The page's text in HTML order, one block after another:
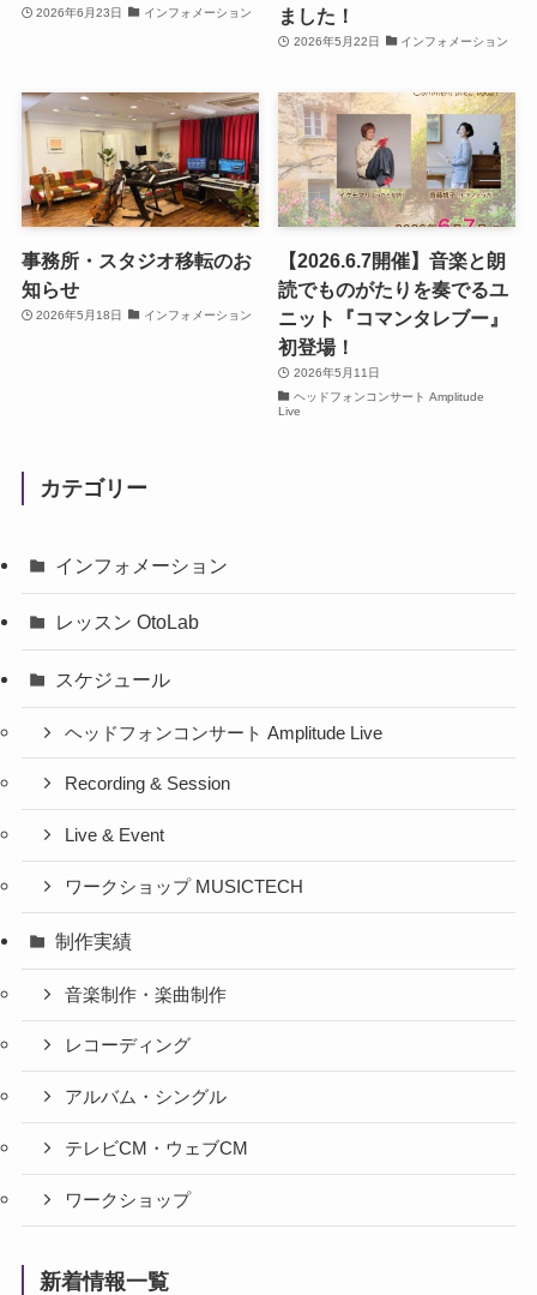
2026年6月23日 インフォメーション
ました！
2026年5月22日 インフォメーション
事務所・スタジオ移転のお
知らせ
2026年5月18日 インフォメーション
【2026.6.7開催】音楽と朗
読でものがたりを奏でるユ
ニット『コマンタレブー』
初登場！
2026年5月11日
ヘッドフォンコンサート Amplitude
Live
カテゴリー
インフォメーション
レッスン OtoLab
スケジュール
ヘッドフォンコンサート Amplitude Live
Recording & Session
Live & Event
ワークショップ MUSICTECH
制作実績
音楽制作・楽曲制作
レコーディング
アルバム・シングル
テレビCM・ウェブCM
ワークショップ
新着情報一覧